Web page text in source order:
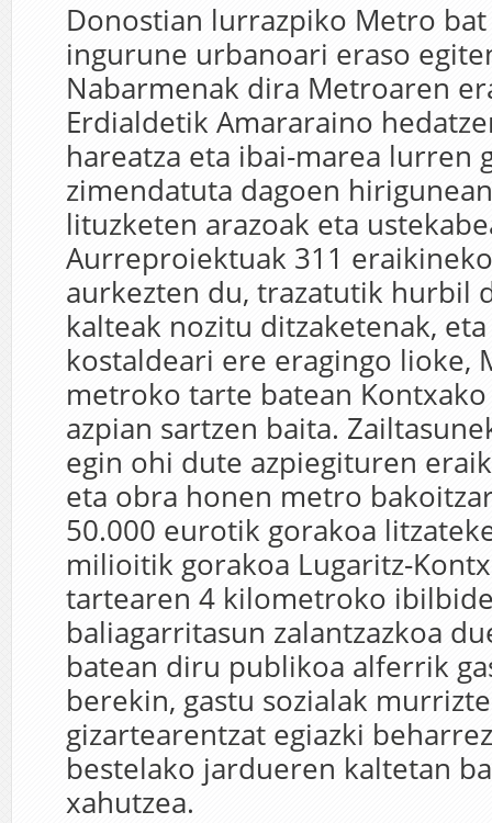
Donostian lurrazpiko Metro
ingurune urbanoari eraso
Nabarmenak dira Metroaren
Erdialdetik Amararaino
hareatza eta ibai-marea lurren
zimendatuta dagoen
lituzketen arazoak eta
Aurreproiektuak 311
aurkezten du, trazatutik hurbil
kalteak nozitu ditzaketenak,
kostaldeari ere eragingo lioke,
metroko tarte batean
azpian sartzen baita.
egin ohi dute azpiegituren
eta obra honen metro
50.000 eurotik gorakoa
milioitik gorakoa Lugaritz-
tartearen 4 kilometroko
baliagarritasun zalantzazkoa
batean diru publikoa alferrik
berekin, gastu sozialak
gizartearentzat egiazki
bestelako jardueren kaltetan
xahutzea.